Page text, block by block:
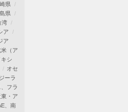
県
県
湾
ア
ア
米（ア
シ
オセ
ーラ
フラ
・ア
、南